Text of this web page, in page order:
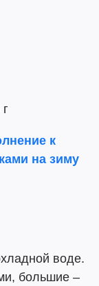
к
на зиму
воде.
большие –